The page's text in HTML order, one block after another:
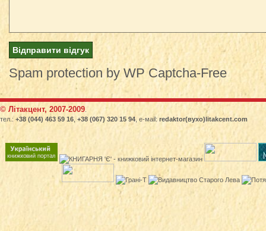
Spam protection by WP Captcha-Free
© Літакцент, 2007-2009
тел.: +38 (044) 463 59 16 +38 (067) 320 15 94 , е-маіl: redaktor(вухо)litakcent.com